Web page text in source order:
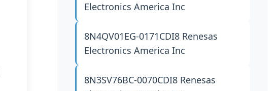
Electronics America Inc
8N4QV01EG-0171CDI8 Renesas
Electronics America Inc
8N3SV76BC-0070CDI8 Renesas